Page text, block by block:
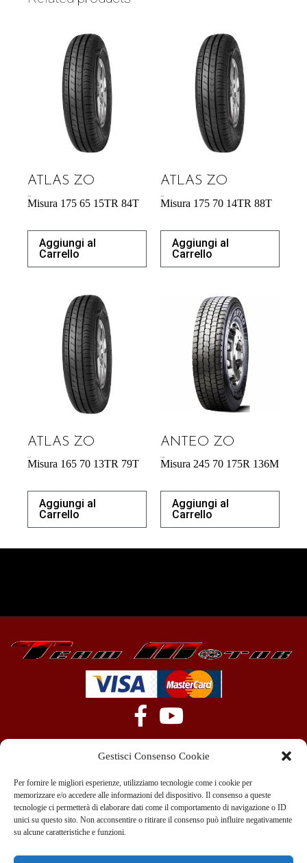
Gestisci Consenso Cookie
Per fornire le migliori esperienze, utilizziamo tecnologie come i cookie per
memorizzare e/o accedere alle informazioni del dispositivo. Il consenso a queste
tecnologie ci permetterà di elaborare dati come il comportamento di navigazione o ID
unici su questo sito. Non acconsentire o ritirare il consenso può influire negativamente
su alcune caratteristiche e funzioni.
ATLAS ZO
Misura 175 65 15TR 84T
Aggiungi al
Carrello
ATLAS ZO
Misura 175 70 14TR 88T
Aggiungi al
Carrello
ATLAS ZO
Misura 165 70 13TR 79T
Aggiungi al
Carrello
ANTEO ZO
Misura 245 70 175R 136M
Aggiungi al
Carrello
+39 351 970 89 33
info@teammotor.it